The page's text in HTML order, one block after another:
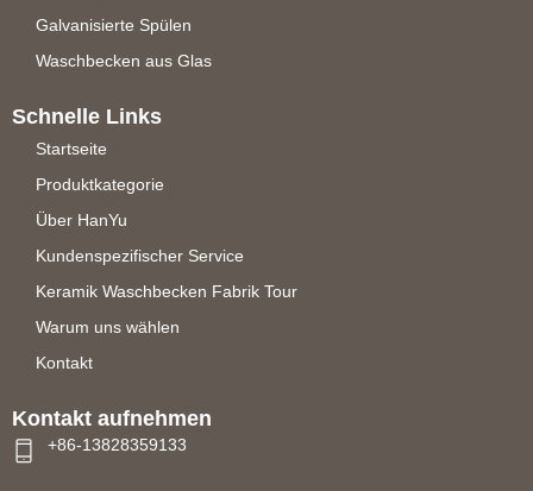
Galvanisierte Spülen
Waschbecken aus Glas
Schnelle Links
Startseite
Produktkategorie
Über HanYu
Kundenspezifischer Service
Keramik Waschbecken Fabrik Tour
Warum uns wählen
Kontakt
Kontakt aufnehmen
+86-13828359133